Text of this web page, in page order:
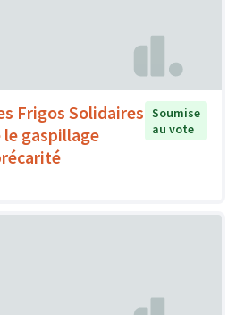
Frigos Solidaires
gaspillage
Soumise
au vote